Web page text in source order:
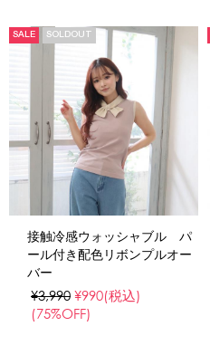
SALE SOLDOUT
接触冷感ウォッシャブル パ
ール付き配色リボンプルオー
バー
¥3,990 ¥990(税込)
(75%OFF)